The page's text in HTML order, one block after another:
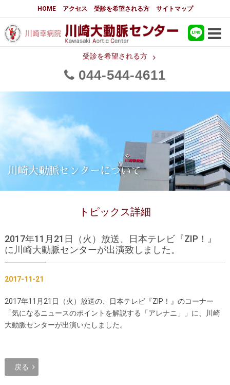
HOME アクセス 受診を希望される方 サイトマップ
受診を希望される方
044 544 4611
大動脈センターについて
はじめに 大動脈センターについて
大動脈手術の詳細実績
都道府県別患者マップ
フロア図
大動脈瘤について 基本編
胸部大動脈瘤の治療 腹部大動脈瘤の治療
インフォームドコンセント
胸部大動脈瘤
川崎大動脈センターについて
トピックス詳細
2017年11月21日（火）放送、日本テレビ『ZIP！』
に川崎大動脈センターが出演致しました。
2017-11-21
2017年11月21日（火）放送の、日本テレビ『ZIP！』のコーナー
「気になるニュースのポイントを解説する「アレナニ」」に、川崎
大動脈センターが出演いたしました。
戻る